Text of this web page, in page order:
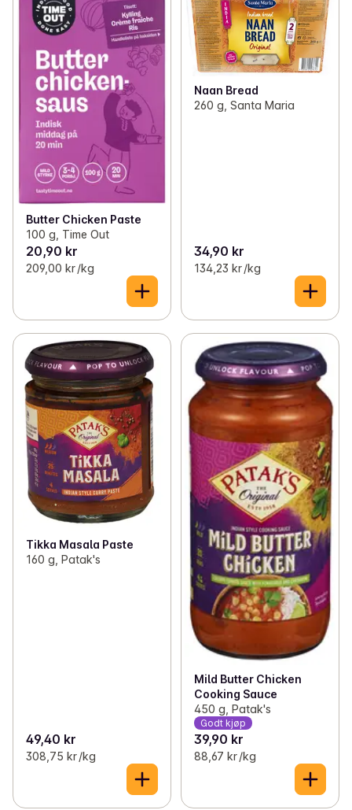
Butter Chicken Paste
100 g, Time Out
20,90 kr
209,00 kr /kg
Naan Bread
260 g, Santa Maria
34,90 kr
134,23 kr /kg
Tikka Masala Paste
160 g, Patak's
49,40 kr
308,75 kr /kg
Mild Butter Chicken
Cooking Sauce
450 g, Patak's
Godt kjøp
39,90 kr
88,67 kr /kg